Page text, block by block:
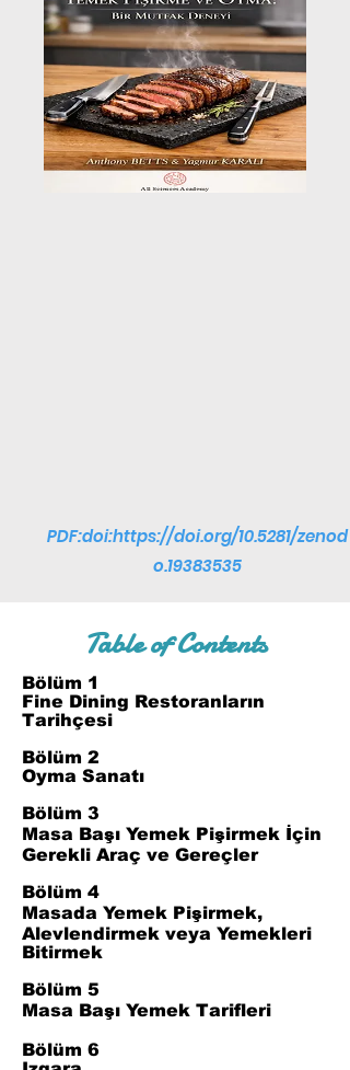
PDF:doi:https://doi.org/10.5281/zenod
o.19383535
Table of Contents
Bölüm 1
Fine Dining Restoranların
Tarihçesi
Bölüm 2
Oyma Sanatı
Bölüm 3
Masa Başı Yemek Pişirmek İçin
Gerekli Araç ve Gereçler
Bölüm 4
Masada Yemek Pişirmek,
Alevlendirmek veya Yemekleri
Bitirmek
Bölüm 5
Masa Başı Yemek Tarifleri
Bölüm 6